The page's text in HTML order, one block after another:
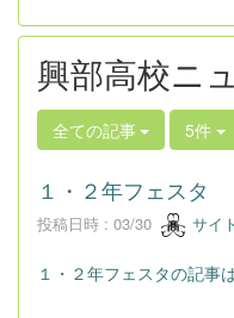
興部高校ニ
全ての記事 5件
１・２年フェスタ
投稿日時 : 03/30 サイ
１・２年フェスタの記事